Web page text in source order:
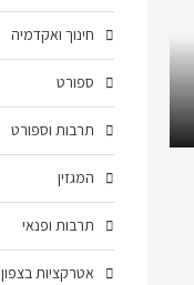
חינוך ואקדמיה
ספורט
תרבות וספורט
המגזין
תרבות ופנאי
אטרקציות בצפון